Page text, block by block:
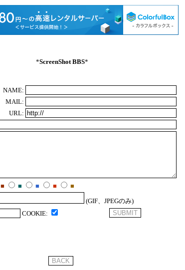
*ScreenShot BBS*
NAME:
MAIL:
URL:
■ ■ ■ ■
■
(GIF、JPEGのみ)
COOKIE: